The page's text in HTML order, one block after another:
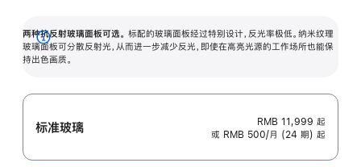
两种抗反射玻璃面板可选。 标配的玻璃面板经过特别设计，反光率极低。纳米纹理
玻璃面板可分散反射光，从而进一步减少反光，即使在高亮光源的工作场所也能保
持出色画质。
展
开
标准玻璃 RMB 11,999 起
或 RMB 500/月 (24 期) 起